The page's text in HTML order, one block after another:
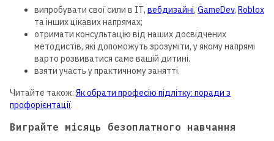
випробувати свої сили в ІТ, вебдизайні, GameDev, Roblox
та інших цікавих напрямах;
отримати консультацію від наших досвідчених
методистів, які допоможуть зрозуміти, у якому напрямі
варто розвиватися саме вашій дитині.
взяти участь у практичному занятті.
Читайте також: Як обрати професію підлітку: поради з
профорієнтації.
Виграйте місяць безоплатного навчання